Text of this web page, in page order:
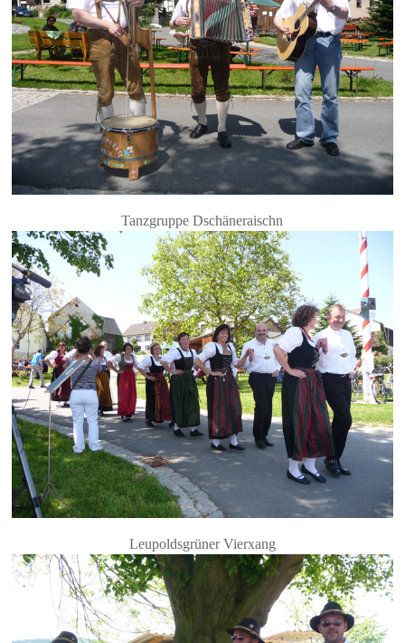
Tanzgruppe Dschäneraischn
Leupoldsgrüner Vierxang